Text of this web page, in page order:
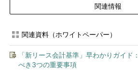
関連情報
関連資料（ホワイトペーパー）
「新リース会計基準」早わかりガイド
べき3つの重要事項